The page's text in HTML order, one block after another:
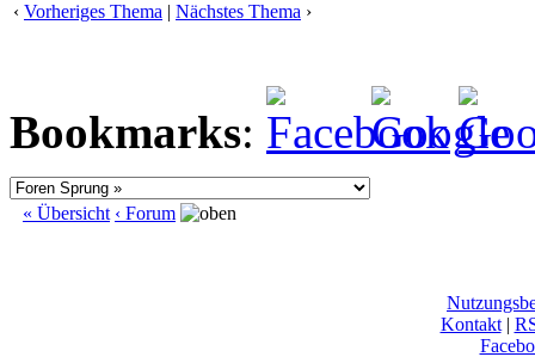
‹ Vorheriges Thema | Nächstes Thema ›
Bookmarks:
« Übersicht ‹ Forum
Kontakt|